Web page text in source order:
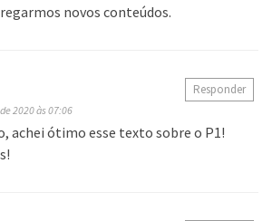
novos conteúdos.
2020 às 07:06
achei ótimo esse texto sobre o P1!
Responder